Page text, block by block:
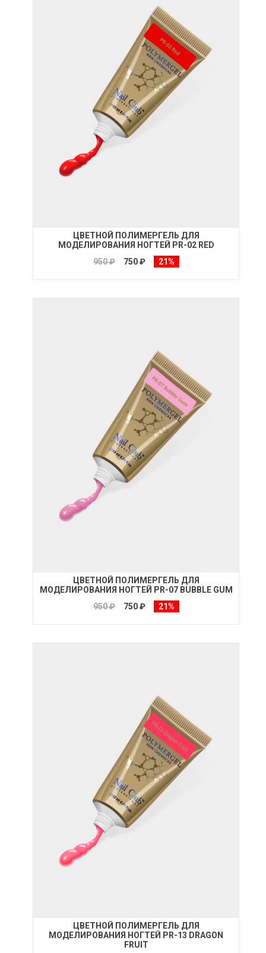
ЦВЕТНОЙ ПОЛИМЕРГЕЛЬ ДЛЯ
МОДЕЛИРОВАНИЯ НОГТЕЙ PR-02 RED
950 ₽
750 ₽ 21%
ЦВЕТНОЙ ПОЛИМЕРГЕЛЬ ДЛЯ
МОДЕЛИРОВАНИЯ НОГТЕЙ PR-07 BUBBLE GUM
950 ₽
750 ₽ 21%
ЦВЕТНОЙ ПОЛИМЕРГЕЛЬ ДЛЯ
МОДЕЛИРОВАНИЯ НОГТЕЙ PR-13 DRAGON
FRUIT